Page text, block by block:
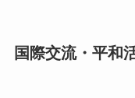
国際交流・平和